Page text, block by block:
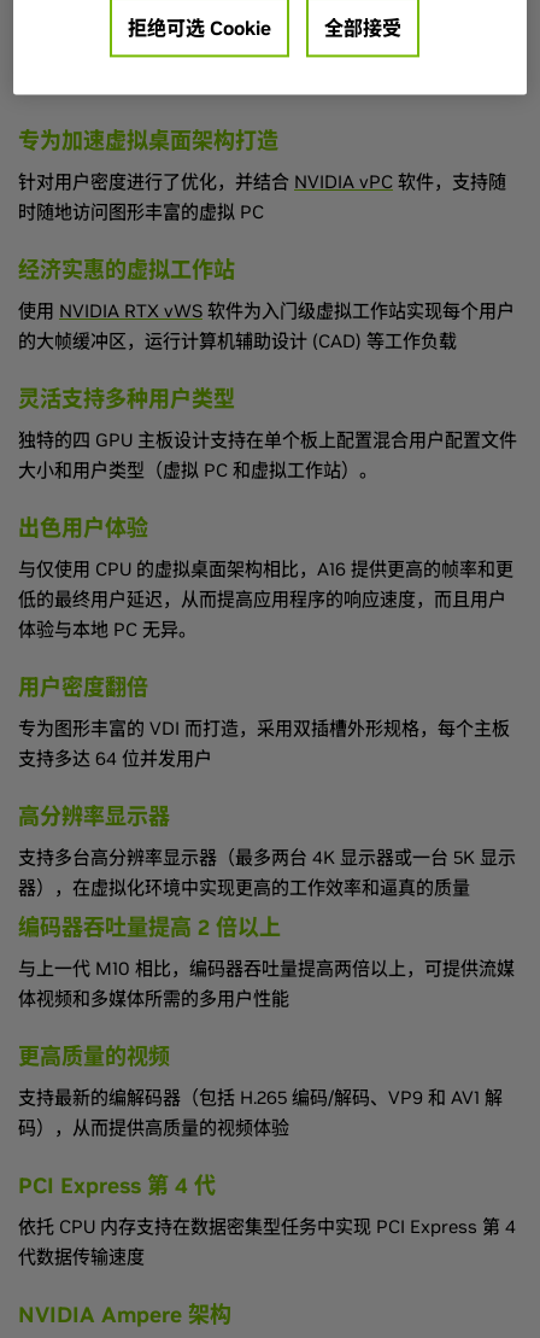
提高虚拟桌面的标准
专为加速虚拟桌面架构打造
针对用户密度进行了优化，并结合 NVIDIA vPC 软件，支持随
时随地访问图形丰富的虚拟 PC
经济实惠的虚拟工作站
使用 NVIDIA RTX vWS 软件为入门级虚拟工作站实现每个用户
的大帧缓冲区，运行计算机辅助设计 (CAD) 等工作负载
灵活支持多种用户类型
独特的四 GPU 主板设计支持在单个板上配置混合用户配置文件
大小和用户类型（虚拟 PC 和虚拟工作站）。
出色用户体验
与仅使用 CPU 的虚拟桌面架构相比，A16 提供更高的帧率和更
低的最终用户延迟，从而提高应用程序的响应速度，而且用户
体验与本地 PC 无异。
用户密度翻倍
专为图形丰富的 VDI 而打造，采用双插槽外形规格，每个主板
支持多达 64 位并发用户
高分辨率显示器
支持多台高分辨率显示器（最多两台 4K 显示器或一台 5K 显示
器），在虚拟化环境中实现更高的工作效率和逼真的质量
编码器吞吐量提高 2 倍以上
与上一代 M10 相比，编码器吞吐量提高两倍以上，可提供流媒
体视频和多媒体所需的多用户性能
更高质量的视频
支持最新的编解码器（包括 H.265 编码/解码、VP9 和 AV1 解
码），从而提供高质量的视频体验
PCI Express 第 4 代
依托 CPU 内存支持在数据密集型任务中实现 PCI Express 第 4
代数据传输速度
NVIDIA Ampere 架构
拒绝可选 Cookie 全部接受